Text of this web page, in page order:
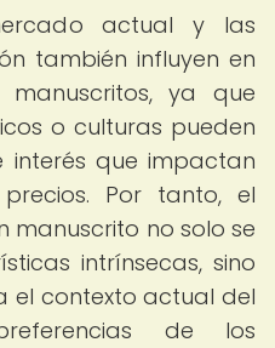
actual y las
también influyen en
ya que
o culturas pueden
interés que impactan
Por tanto, el
manuscrito no solo se
intrínsecas, sino
el contexto actual del
de los